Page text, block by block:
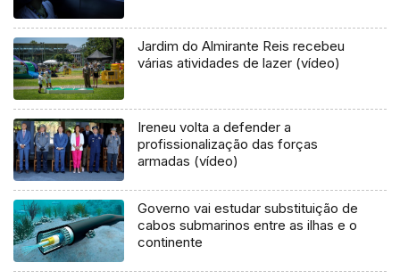
Jardim do Almirante Reis recebeu
várias atividades de lazer (vídeo)
Ireneu volta a defender a
profissionalização das forças
armadas (vídeo)
Governo vai estudar substituição de
cabos submarinos entre as ilhas e o
continente